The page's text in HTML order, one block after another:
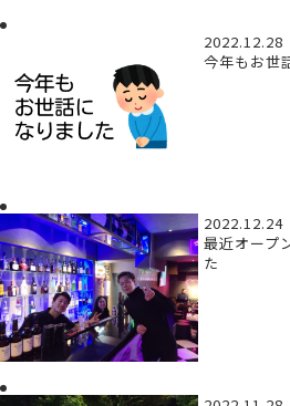
2022.12.28
今年もお世
2022.12.24
最近オープ
た